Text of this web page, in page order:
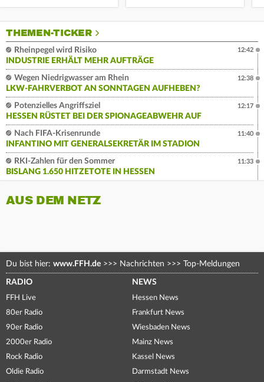
THEMEN-TICKER
Rheinpegel wird Risiko
INDUSTRIE ERHÄLT MEHR AUFTRÄGE
12:42
Wegen Niedrigwasser am Rhein
LKW-FAHRVERBOT AN SONNTAGEN AUFHEBEN?
12:38
Potenzielles Angriffsziel
HESSEN RÜSTET BEI DER SPIONAGEABWEHR AUF
12:17
Nach FIFA-Krisenrunde
INFANTINO MIT GENERALSEKRETÄR IM STADION
11:40
RKI-Zahlen für den Sommer
BISLANG 1.650 HITZETOTE IN HESSEN
11:33
AUS DEM NETZ
Du bist hier: www.FFH.de >>> Nachrichten >>> Top-Meldungen
RADIO
FFH Live
80er Radio
90er Radio
2000er Radio
Rock Radio
Oldie Radio
NEWS
Hessen News
Frankfurt News
Wiesbaden News
Mainz News
Kassel News
Darmstadt News